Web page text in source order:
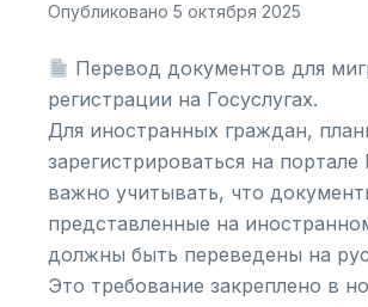
Опубликовано 5 октября 2025
Перевод документов для
регистрации на Госуслугах.
Для иностранных граждан,
зарегистрироваться на портале
важно учитывать, что
представленные на
должны быть переведены на
Это требование закреплено в